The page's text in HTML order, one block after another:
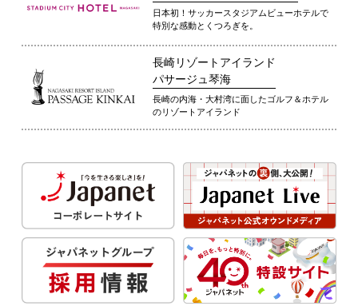
日本初！サッカースタジアムビューホテルで
特別な感動とくつろぎを。
長崎リゾートアイランド
パサージュ琴海
長崎の内海・大村湾に面したゴルフ＆ホテル
のリゾートアイランド